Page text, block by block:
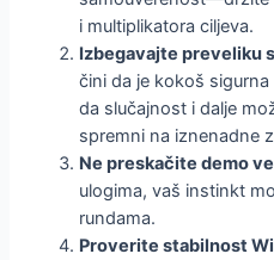
i multiplikatora ciljeva.
Izbegavajte preveliku
čini da je kokoš
da slučajnost i dalje
spremni na iznenadne
Ne preskačite demo
ulogima, vaš instinkt
rundama.
Proverite stabilnost